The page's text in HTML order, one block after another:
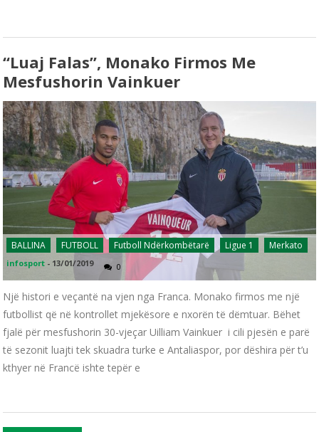
“Luaj Falas”, Monako Firmos Me
Mesfushorin Vainkuer
BALLINA FUTBOLL Futboll Ndërkombëtarë Ligue 1 Merkato
infosport - 13/01/2019 0
Një histori e veçantë na vjen nga Franca. Monako firmos me një
futbollist që në kontrollet mjekësore e nxorën të dëmtuar. Bëhet
fjalë për mesfushorin 30-vjeçar Uilliam Vainkuer i cili pjesën e parë
të sezonit luajti tek skuadra turke e Antaliaspor, por dëshira për t’u
kthyer në Francë ishte tepër e